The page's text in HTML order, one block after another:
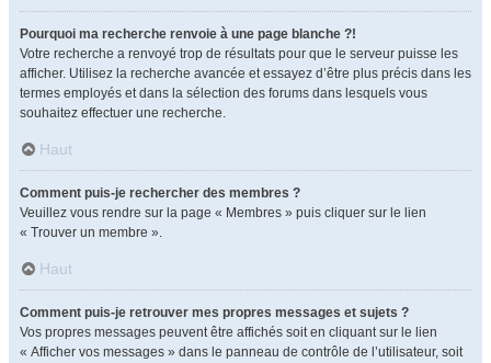
Pourquoi ma recherche renvoie à une page blanche ?!
Votre recherche a renvoyé trop de résultats pour que le serveur puisse les
afficher. Utilisez la recherche avancée et essayez d’être plus précis dans les
termes employés et dans la sélection des forums dans lesquels vous
souhaitez effectuer une recherche.
Haut
Comment puis-je rechercher des membres ?
Veuillez vous rendre sur la page « Membres » puis cliquer sur le lien
« Trouver un membre ».
Haut
Comment puis-je retrouver mes propres messages et sujets ?
Vos propres messages peuvent être affichés soit en cliquant sur le lien
« Afficher vos messages » dans le panneau de contrôle de l’utilisateur, soit